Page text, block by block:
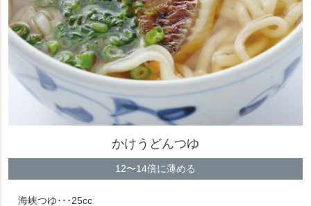
かけうどんつゆ
12〜14倍に薄める
海峡つゆ･･･25cc